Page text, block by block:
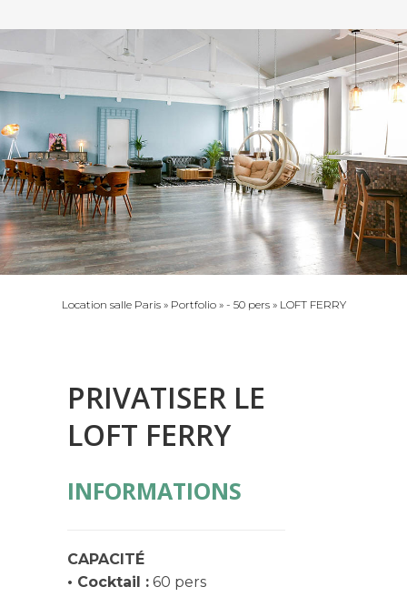
Location salle Paris» Portfolio» - 50 pers» LOFT FERRY
PRIVATISER LE
LOFT FERRY
INFORMATIONS
CAPACITÉ
• Cocktail : 60 pers